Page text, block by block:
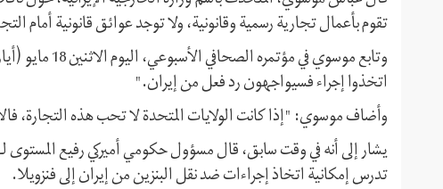
تقوم بأعمال تجارية رسمية وقانونية، ولا توجد عوائق قانونية أمام
وتابع موسوي في
اتخذوا إجراء فسيواجهون رد فعل من إيران."
وأضاف موسوي: "إذا كانت الولايات المتحدة لا تحب هذه التجارة،
تدرس إمكانية اتخاذ إجراءات ضد نقل البنزين من إيران إلى فنزويلا.